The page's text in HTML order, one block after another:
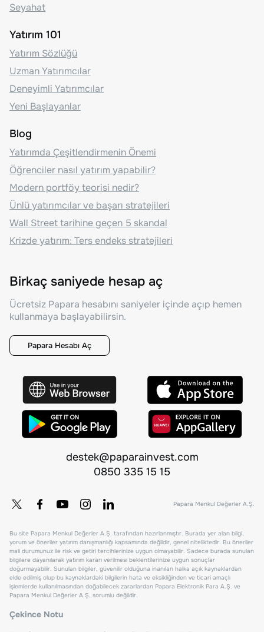
Seyahat
Yatırım 101
Yatırım Sözlüğü
Uzman Yatırımcılar
Deneyimli Yatırımcılar
Yeni Başlayanlar
Blog
Yatırımda Çeşitlendirmenin Önemi
Öğrenciler nasıl yatırım yapabilir?
Modern portföy teorisi nedir?
Ünlü yatırımcılar ve başarı stratejileri
Wall Street tarihine geçen 5 skandal
Krizde yatırım: Ters endeks stratejileri
Birkaç saniyede hesap aç
Ücretsiz Papara hesabını saniyeler içinde açıp hemen
kullanmaya başlayabilirsin.
Papara Hesabı Aç
destek@paparainvest.com
0850 335 15 15
Papara Menkul Değerler A.Ş.
Bu site Papara Menkul Değerler A.Ş. tarafından hazırlanmıştır. Burada yer alan bilgi,
yorum ve öneriler yatırım danışmanlığı kapsamında değildir, genel niteliktedir. Bu öneriler
mali durumunuz ile risk ve getiri tercihlerinize uygun olmayabilir. Sadece burada sunulan
bilgilere dayanılarak yatırım kararı verilmesi beklentilerinize uygun sonuçlar
doğurmayabilir. Sunulan bilgiler, güvenilir olduğuna inanılan halka açık kaynaklardan
elde edilmiş olup bu kaynaklardaki bilgilerin hata ve eksikliğinden ve ticari amaçlı
işlemlerde kullanılmasından doğabilecek zararlardan Papara Elektronik Para A.Ş. ve
Papara Menkul Değerler A.Ş. sorumlu değildir.
Çekince Notu